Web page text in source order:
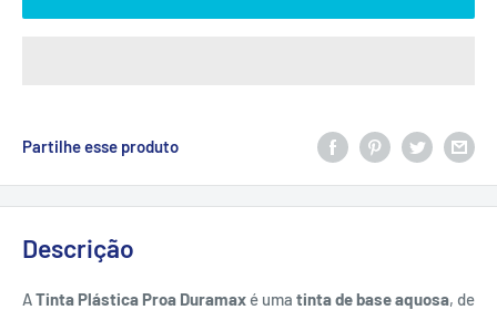
Partilhe esse produto
Descrição
ATinta Plástica Proa Duramax é uma tinta de base aquosa, de